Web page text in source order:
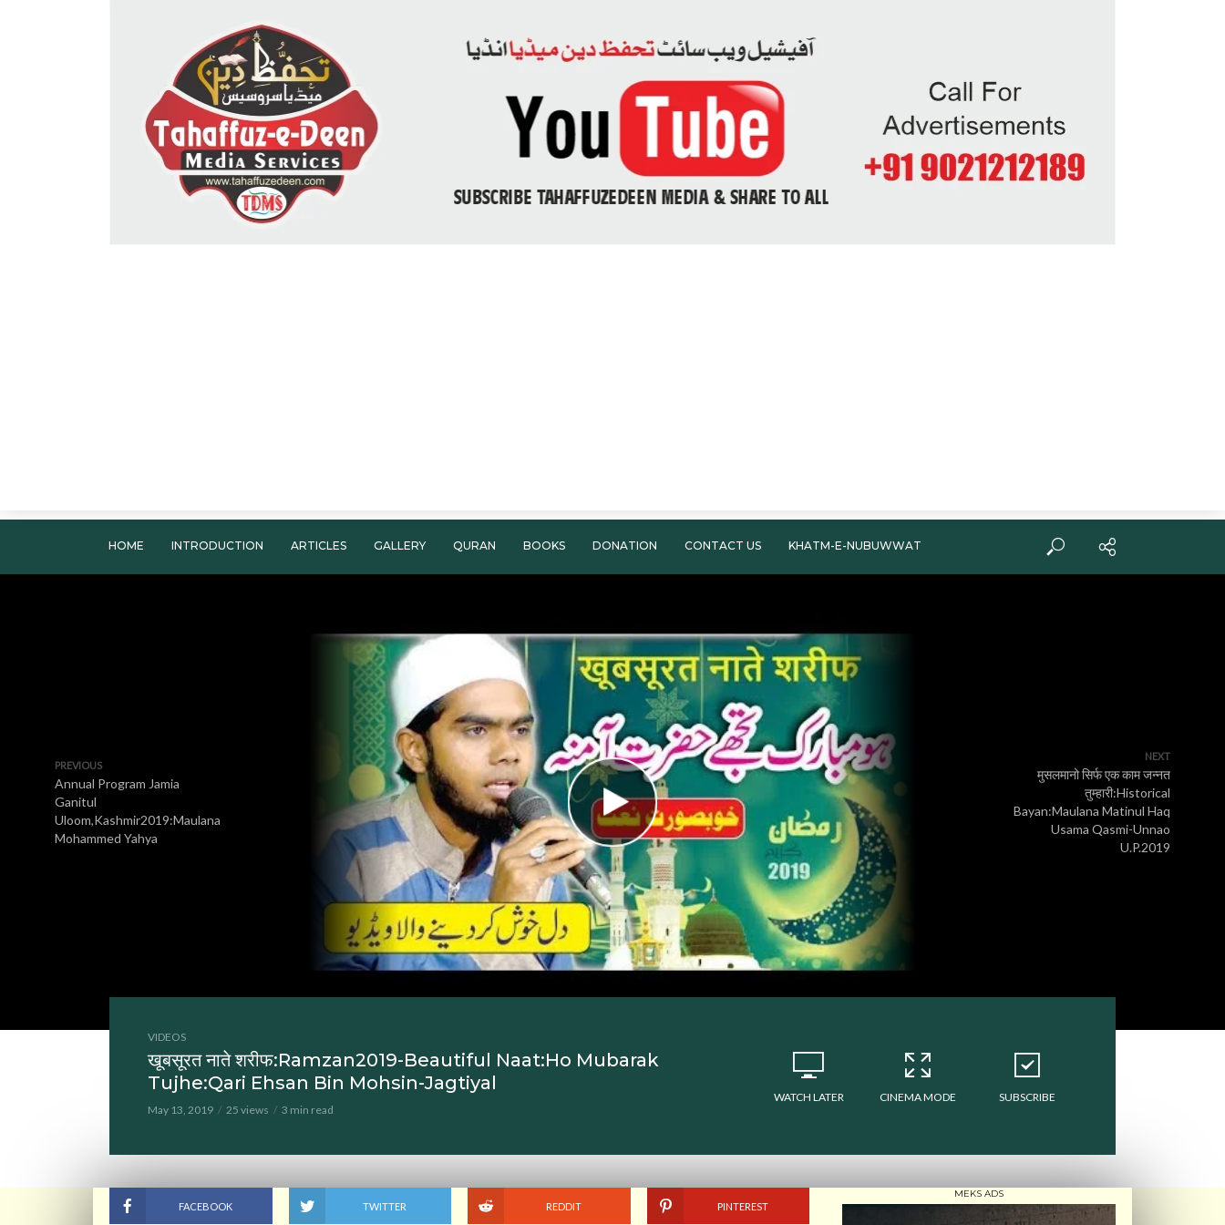
HOME INTRODUCTION ARTICLES GALLERY QURAN BOOKS DONATION CONTACT US KHATM-E-NUBUWWAT
PREVIOUS
Annual Program Jamia
Ganitul
Uloom,Kashmir2019:Maulana
Mohammed Yahya
NEXT
मुसलमानो सिर्फ एक काम जन्नत
तुम्हारी:Historical
Bayan:Maulana Matinul Haq
Usama Qasmi-Unnao
U.P.2019
VIDEOS
खूबसूरत नाते शरीफ:Ramzan2019-Beautiful Naat:Ho Mubarak
Tujhe:Qari Ehsan Bin Mohsin-Jagtiyal
May 13, 2019 25 views 3 min read
WATCH LATER CINEMA MODE SUBSCRIBE
FACEBOOK TWITTER REDDIT PINTEREST
MEKS ADS